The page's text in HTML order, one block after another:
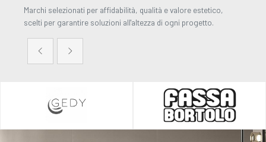
Marchi selezionati per affidabilità, qualità e valore estetico,
scelti per garantire soluzioni all'altezza di ogni progetto.